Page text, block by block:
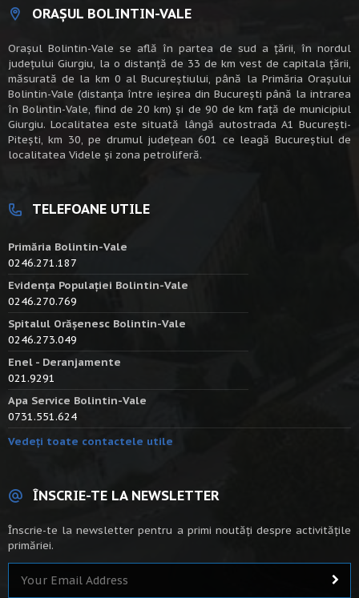
ORAȘUL BOLINTIN-VALE
Oraşul Bolintin-Vale se află în partea de sud a ţării, în nordul
judeţului Giurgiu, la o distanţă de 33 de km vest de capitala țării,
măsurată de la km 0 al Bucureștiului, până la Primăria Orașului
Bolintin-Vale (distanța între ieșirea din București până la intrarea
în Bolintin-Vale, fiind de 20 km) şi de 90 de km faţă de municipiul
Giurgiu. Localitatea este situată lângă autostrada A1 Bucureşti-
Piteşti, km 30, pe drumul judeţean 601 ce leagă Bucureştiul de
localitatea Videle şi zona petroliferă.
TELEFOANE UTILE
Primăria Bolintin-Vale
0246.271.187
Evidența Populației Bolintin-Vale
0246.270.769
Spitalul Orășenesc Bolintin-Vale
0246.273.049
Enel - Deranjamente
021.9291
Apa Service Bolintin-Vale
0731.551.624
Vedeți toate contactele utile
ÎNSCRIE-TE LA NEWSLETTER
Înscrie-te la newsletter pentru a primi noutăți despre activitățile
primăriei.